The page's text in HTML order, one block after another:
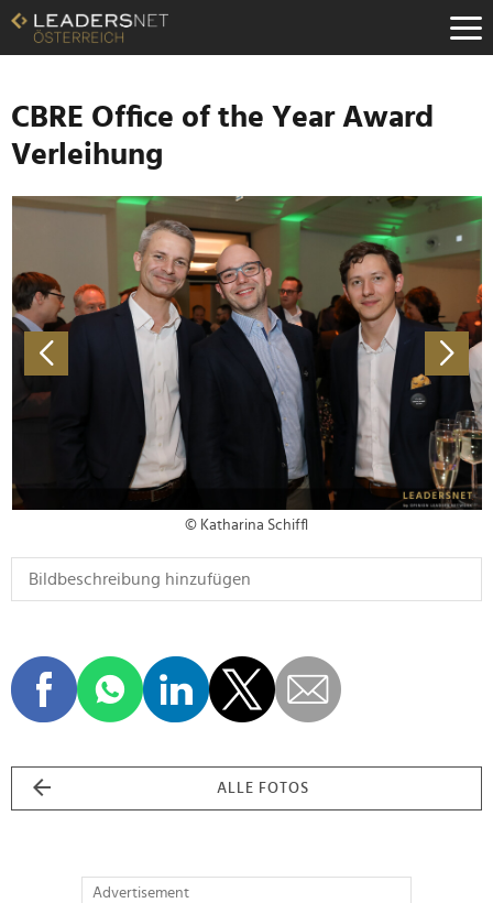
Zum
Inhalt
Zur
Navigation
Zur
Hauptnavigation
CBRE Office of the Year Award
Verleihung
© Katharina Schiffl
ALLE FOTOS
Advertisement